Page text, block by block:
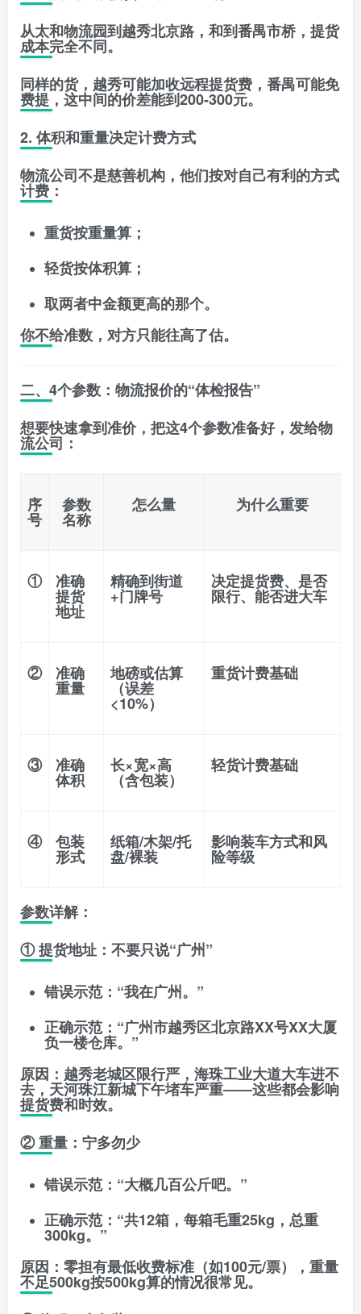
从太和物流园到越秀北京路，和到番禺市桥，提货
成本完全不同。
同样的货，越秀可能加收远程提货费 ，番禺可能免
费提，这中间的价差能到200-300元。
2. 体积和重量决定计费方式
物流公司不是慈善机构，他们按对自己有利的方式
计费：
重货按重量算；
轻货按体积算；
取两者中金额更高的那个。
你不给准数，对方只能往高了估。
二、4个参数：物流报价的“体检报告”
想要快速拿到准价，把这4个参数准备好，发给物
流公司：
序
号
参数
名称
怎么量 为什么重要
① 准确
提货
地址
精确到街道
+门牌号
决定提货费、是否
限行、能否进大车
② 准确
重量
地磅或估算
（误差
<10%）
重货计费基础
③ 准确
体积
长×宽×高
（含包装）
轻货计费基础
④ 包装
形式
纸箱/木架/托
盘/裸装
影响装车方式和风
险等级
参数详解：
① 提货地址：不要只说“广州”
错误示范：“我在广州。”
正确示范：“广州市越秀区北京路XX号XX大厦
负一楼仓库。”
原因 ：越秀老城区限行严，海珠工业大道大车进不
去，天河珠江新城下午堵车严重——这些都会影响
提货费和时效。
② 重量：宁多勿少
错误示范：“大概几百公斤吧。”
正确示范：“共12箱，每箱毛重25kg，总重
300kg。”
原因 ：零担有最低收费标准 （如100元/票），重量
不足500kg按500kg算的情况很常见。